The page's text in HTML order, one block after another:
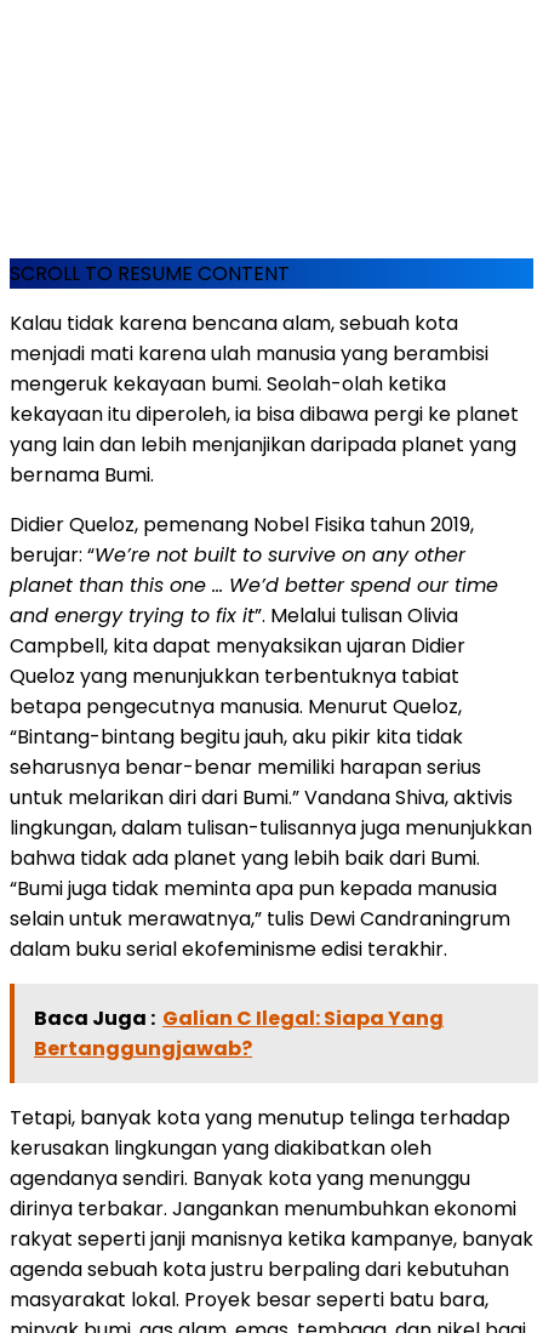
SCROLL TO RESUME CONTENT
Kalau tidak karena bencana alam, sebuah kota
menjadi mati karena ulah manusia yang berambisi
mengeruk kekayaan bumi. Seolah-olah ketika
kekayaan itu diperoleh, ia bisa dibawa pergi ke planet
yang lain dan lebih menjanjikan daripada planet yang
bernama Bumi.
Didier Queloz, pemenang Nobel Fisika tahun 2019,
berujar: “We’re not built to survive on any other
planet than this one … We’d better spend our time
and energy trying to fix it”. Melalui tulisan Olivia
Campbell, kita dapat menyaksikan ujaran Didier
Queloz yang menunjukkan terbentuknya tabiat
betapa pengecutnya manusia. Menurut Queloz,
“Bintang-bintang begitu jauh, aku pikir kita tidak
seharusnya benar-benar memiliki harapan serius
untuk melarikan diri dari Bumi.” Vandana Shiva, aktivis
lingkungan, dalam tulisan-tulisannya juga menunjukkan
bahwa tidak ada planet yang lebih baik dari Bumi.
“Bumi juga tidak meminta apa pun kepada manusia
selain untuk merawatnya,” tulis Dewi Candraningrum
dalam buku serial ekofeminisme edisi terakhir.
Baca Juga : Galian C Ilegal: Siapa Yang
Bertanggungjawab?
Tetapi, banyak kota yang menutup telinga terhadap
kerusakan lingkungan yang diakibatkan oleh
agendanya sendiri. Banyak kota yang menunggu
dirinya terbakar. Jangankan menumbuhkan ekonomi
rakyat seperti janji manisnya ketika kampanye, banyak
agenda sebuah kota justru berpaling dari kebutuhan
masyarakat lokal. Proyek besar seperti batu bara,